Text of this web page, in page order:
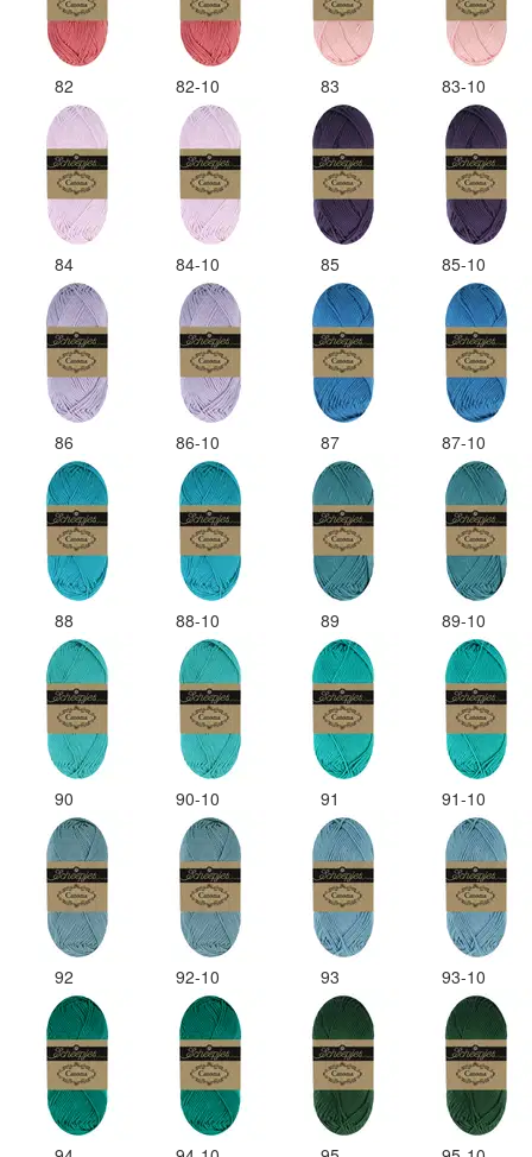
82 82-10 83 83-10
84 84-10 85 85-10
86 86-10 87 87-10
88 88-10 89 89-10
90 90-10 91 91-10
92 92-10 93 93-10